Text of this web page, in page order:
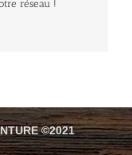
réseau !
©2021